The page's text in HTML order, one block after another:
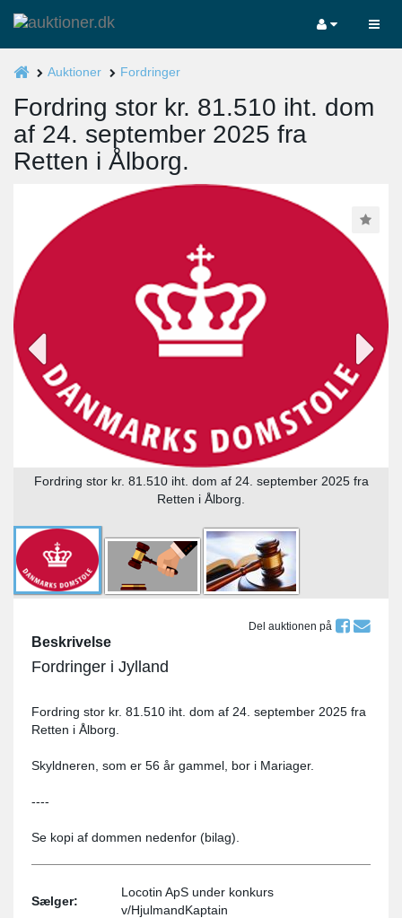
Auktioner Fordringer
Fordring stor kr. 81.510 iht. dom
af 24. september 2025 fra
Retten i Ålborg.
Fordring stor kr. 81.510 iht. dom af 24. september 2025 fra
Retten i Ålborg.
Del auktionen på
Beskrivelse
Fordringer i Jylland
Fordring stor kr. 81.510 iht. dom af 24. september 2025 fra
Retten i Ålborg.
Skyldneren, som er 56 år gammel, bor i Mariager.
----
Se kopi af dommen nedenfor (bilag).
Sælger:
Locotin ApS under konkurs
v/HjulmandKaptain